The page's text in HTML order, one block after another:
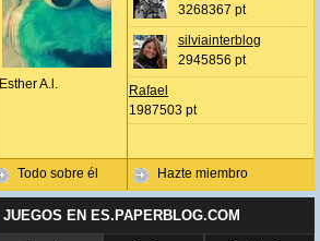
Esther A.l.
Todo sobre él
3268367 pt
silviainterblog
2945856 pt
Rafael
1987503 pt
Hazte miembro
JUEGOS EN ES.PAPERBLOG.COM